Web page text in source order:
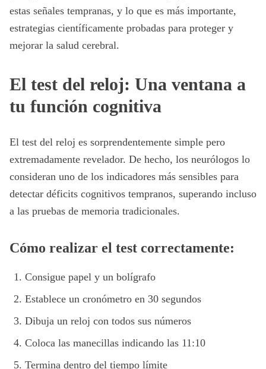
estas señales tempranas, y lo que es más importante,
estrategias científicamente probadas para proteger y
mejorar la salud cerebral.
El test del reloj: Una ventana a
tu función cognitiva
El test del reloj es sorprendentemente simple pero
extremadamente revelador. De hecho, los neurólogos lo
consideran uno de los indicadores más sensibles para
detectar déficits cognitivos tempranos, superando incluso
a las pruebas de memoria tradicionales.
Cómo realizar el test correctamente:
Consigue papel y un bolígrafo
Establece un cronómetro en 30 segundos
Dibuja un reloj con todos sus números
Coloca las manecillas indicando las 11:10
Termina dentro del tiempo límite